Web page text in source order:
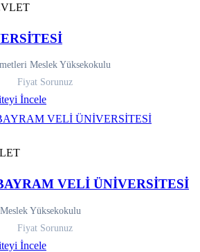
Meslek Yüksekokulu
Fiyat Sorunuz
İncele
VELİ ÜNİVERSİTESİ
Yüksekokulu
Fiyat Sorunuz
İncele